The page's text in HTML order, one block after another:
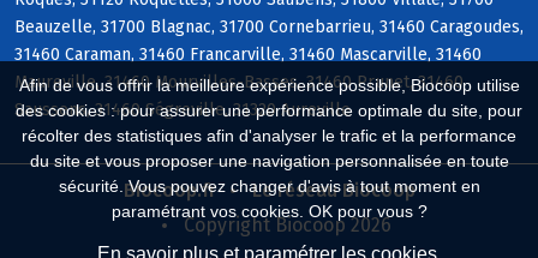
Afin de vous offrir la meilleure expérience possible, Biocoop utilise
des cookies : pour assurer une performance optimale du site, pour
récolter des statistiques afin d'analyser le trafic et la performance
du site et vous proposer une navigation personnalisée en toute
sécurité. Vous pouvez changer d'avis à tout moment en
paramétrant vos cookies. OK pour vous ?
En savoir plus et paramétrer les cookies
Beauzelle, 31700 Blagnac, 31700 Cornebarrieu, 31460 Caragoudes,
31460 Caraman, 31460 Francarville, 31460 Mascarville, 31460
Maureville, 31460 Mourvilles-Basses, 31460 Prunet, 31460
Saussens, 31460 Ségreville, 31320 Aureville
Biocoop.fr
Le réseau Biocoop
Copyright Biocoop 2026